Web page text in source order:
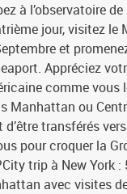
à l’observatoire
jour, visitez le
et
Appréciez
comme vous
Manhattan ou
transférés
pour croquer la
trip à New York :
avec visites